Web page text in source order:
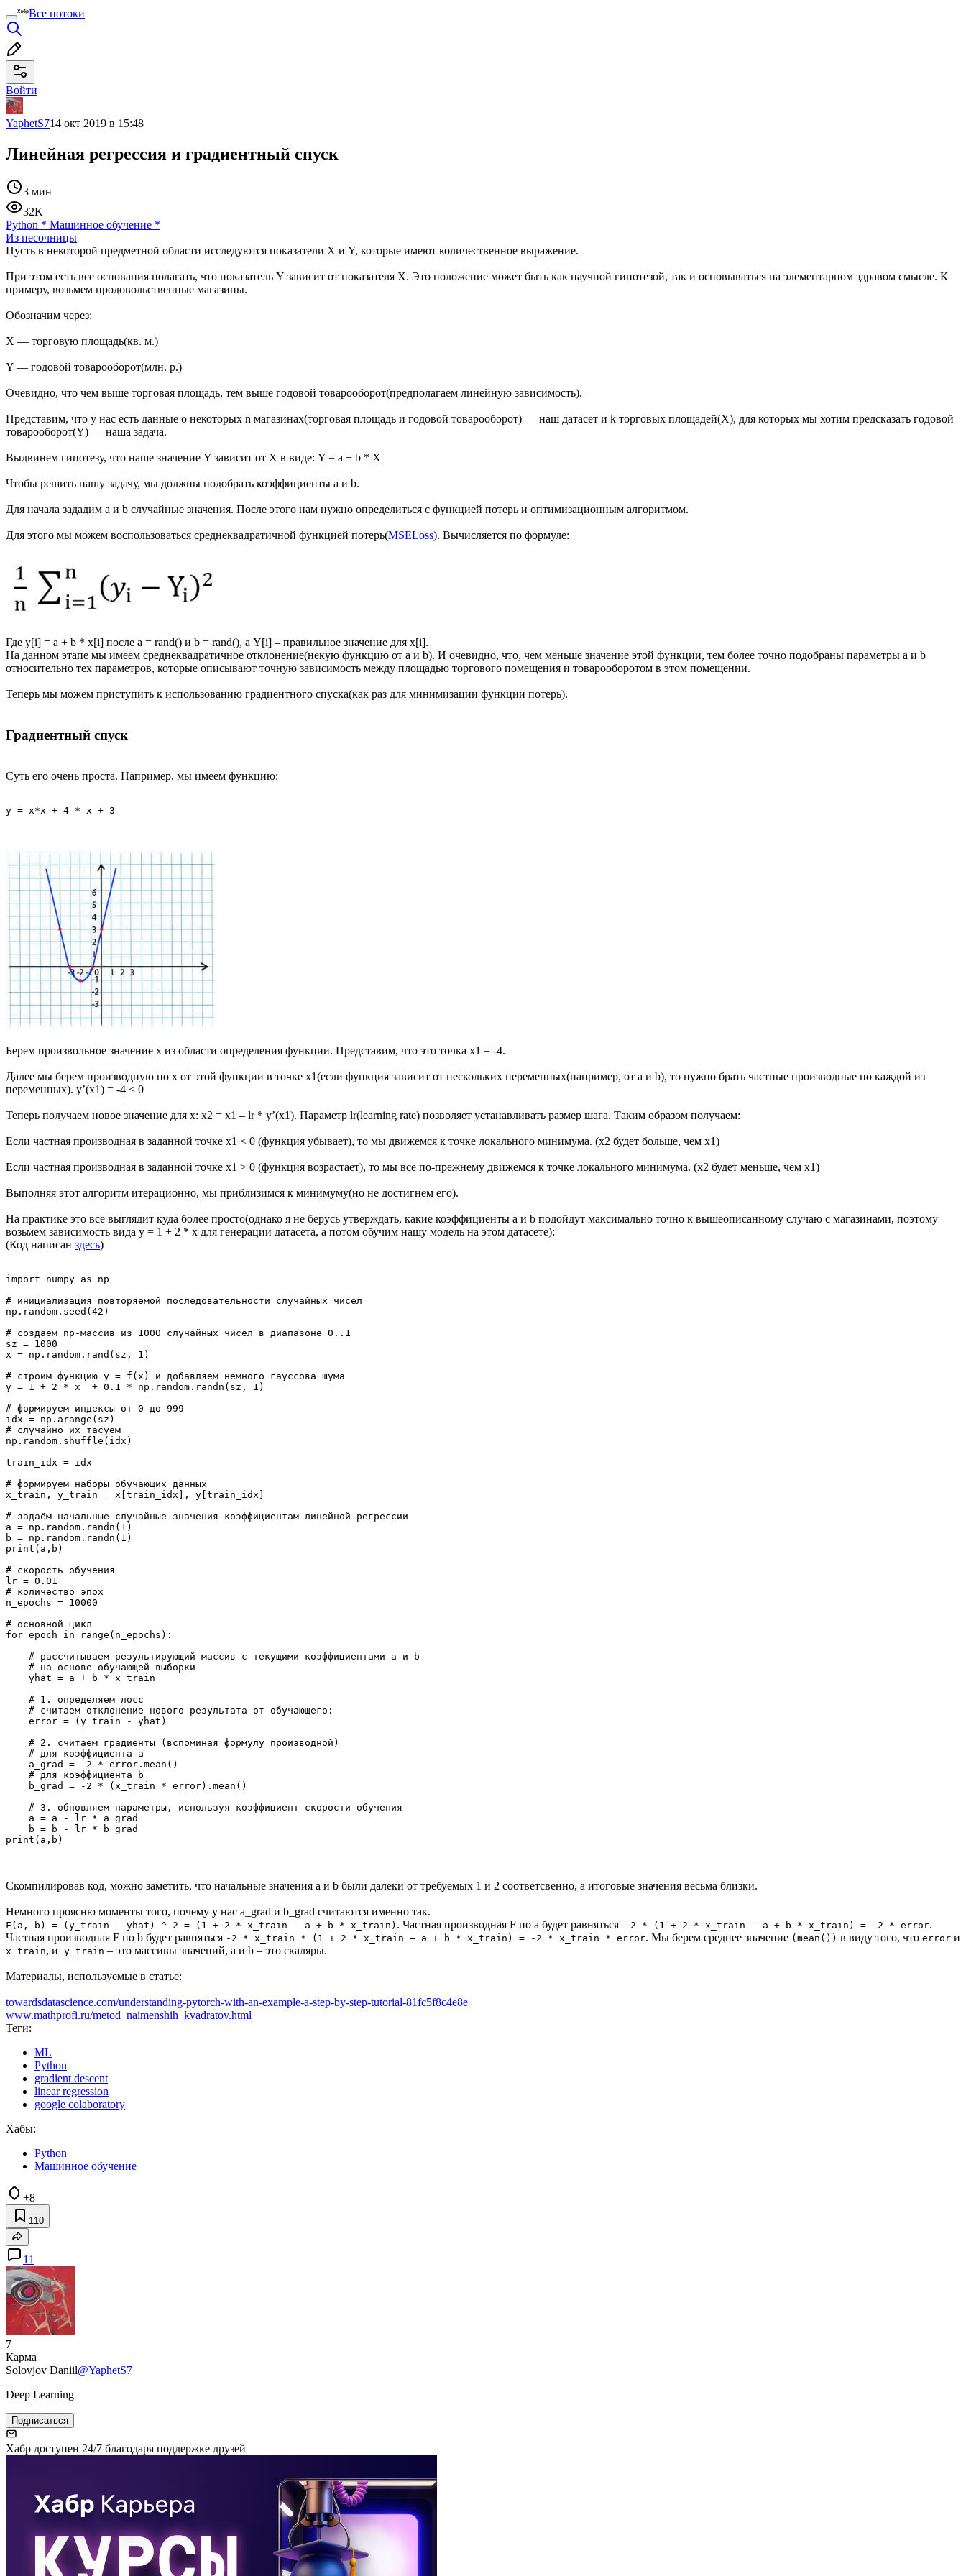
Все потоки
Войти
YaphetS714 окт 2019 в 15:48
Линейная регрессия и градиентный спуск
3 мин
32K
Python * Машинное обучение *
Из песочницы
Пусть в некоторой предметной области исследуются показатели X и Y, которые имеют количественное выражение.
При этом есть все основания полагать, что показатель Y зависит от показателя X. Это положение может быть как научной гипотезой, так и основываться на элементарном здравом смысле. К
примеру, возьмем продовольственные магазины.
Обозначим через:
X — торговую площадь(кв. м.)
Y — годовой товарооборот(млн. р.)
Очевидно, что чем выше торговая площадь, тем выше годовой товарооборот(предполагаем линейную зависимость).
Представим, что у нас есть данные о некоторых n магазинах(торговая площадь и годовой товарооборот) — наш датасет и k торговых площадей(X), для которых мы хотим предсказать годовой
товарооборот(Y) — наша задача.
Выдвинем гипотезу, что наше значение Y зависит от X в виде: Y = a + b * X
Чтобы решить нашу задачу, мы должны подобрать коэффициенты a и b.
Для начала зададим a и b случайные значения. После этого нам нужно определиться с функцией потерь и оптимизационным алгоритмом.
Для этого мы можем воспользоваться среднеквадратичной функцией потерь(MSELoss). Вычисляется по формуле:
Где y[i] = a + b * x[i] после a = rand() и b = rand(), а Y[i] – правильное значение для x[i].
На данном этапе мы имеем среднеквадратичное отклонение(некую функцию от a и b). И очевидно, что, чем меньше значение этой функции, тем более точно подобраны параметры a и b
относительно тех параметров, которые описывают точную зависимость между площадью торгового помещения и товарооборотом в этом помещении.
Теперь мы можем приступить к использованию градиентного спуска(как раз для минимизации функции потерь).
Градиентный спуск
Суть его очень проста. Например, мы имеем функцию:
y = x*x + 4 * x + 3
Берем произвольное значение x из области определения функции. Представим, что это точка x1 = -4.
Далее мы берем производную по x от этой функции в точке x1(если функция зависит от нескольких переменных(например, от a и b), то нужно брать частные производные по каждой из
переменных). y’(x1) = -4 < 0
Теперь получаем новое значение для x: x2 = x1 – lr * y’(x1). Параметр lr(learning rate) позволяет устанавливать размер шага. Таким образом получаем:
Если частная производная в заданной точке x1 < 0 (функция убывает), то мы движемся к точке локального минимума. (x2 будет больше, чем x1)
Если частная производная в заданной точке x1 > 0 (функция возрастает), то мы все по-прежнему движемся к точке локального минимума. (x2 будет меньше, чем x1)
Выполняя этот алгоритм итерационно, мы приблизимся к минимуму(но не достигнем его).
На практике это все выглядит куда более просто(однако я не берусь утверждать, какие коэффициенты a и b подойдут максимально точно к вышеописанному случаю с магазинами, поэтому
возьмем зависимость вида y = 1 + 2 * x для генерации датасета, а потом обучим нашу модель на этом датасете):
(Код написан здесь)
import numpy as np
# инициализация повторяемой последовательности случайных чисел
np.random.seed(42)
# создаём np-массив из 1000 случайных чисел в диапазоне 0..1
sz = 1000
x = np.random.rand(sz, 1)
# строим функцию y = f(x) и добавляем немного гауссова шума
y = 1 + 2 * x  + 0.1 * np.random.randn(sz, 1)
# формируем индексы от 0 до 999
idx = np.arange(sz)
# случайно их тасуем
np.random.shuffle(idx)
train_idx = idx
# формируем наборы обучающих данных
x_train, y_train = x[train_idx], y[train_idx]
# задаём начальные случайные значения коэффициентам линейной регрессии
a = np.random.randn(1)
b = np.random.randn(1)
print(a,b)
# скорость обучения
lr = 0.01
# количество эпох
n_epochs = 10000
# основной цикл
for epoch in range(n_epochs):
    # рассчитываем результирующий массив с текущими коэффициентами a и b
    # на основе обучающей выборки
    yhat = a + b * x_train
    # 1. определяем лосс
    # считаем отклонение нового результата от обучающего:
    error = (y_train - yhat)
    # 2. считаем градиенты (вспоминая формулу производной)
    # для коэффициента a
    a_grad = -2 * error.mean()
    # для коэффициента b
    b_grad = -2 * (x_train * error).mean()
    # 3. обновляем параметры, используя коэффициент скорости обучения
    a = a - lr * a_grad
    b = b - lr * b_grad
Скомпилировав код, можно заметить, что начальные значения a и b были далеки от требуемых 1 и 2 соответсвенно, а итоговые значения весьма близки.
Немного проясню моменты того, почему у нас a_grad и b_grad считаются именно так.
F(a, b) = (y_train - yhat) ^ 2 = (1 + 2 * x_train – a + b * x_train) . Частная производная F по a будет равняться -2 * (1 + 2 * x_train – a + b * x_train) = -2 * error.
Частная производная F по b будет равняться -2 * x_train * (1 + 2 * x_train – a + b * x_train) = -2 * x_train * error. Мы берем среднее значение (mean()) в виду того, что error и
x_train, и y_train – это массивы значений, a и b – это скаляры.
Материалы, используемые в статье:
towardsdatascience.com/understanding-pytorch-with-an-example-a-step-by-step-tutorial-81fc5f8c4e8e
www.mathprofi.ru/metod_naimenshih_kvadratov.html
Теги:
ML
Python
gradient descent
linear regression
google colaboratory
Хабы:
Python
Машинное обучение
+8
110
11
7
Карма
Solovjov Daniil@YaphetS7
Deep Learning
Подписаться
Хабр доступен 24/7 благодаря поддержке друзей